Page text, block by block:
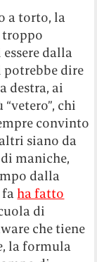
a torto, la
troppo
dalla
potrebbe dire
destra, ai
chi
convinto
siano da
maniche,
dalla
ha fatto
di
che tiene
, la formula